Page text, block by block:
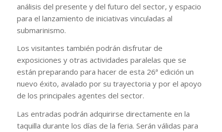
análisis del presente y del futuro del sector, y espacio
para el lanzamiento de iniciativas vinculadas al
submarinismo.
Los visitantes también podrán disfrutar de
exposiciones y otras actividades paralelas que se
están preparando para hacer de esta 26ª edición un
nuevo éxito, avalado por su trayectoria y por el apoyo
de los principales agentes del sector.
Las entradas podrán adquirirse directamente en la
taquilla durante los días de la feria. Serán válidas para